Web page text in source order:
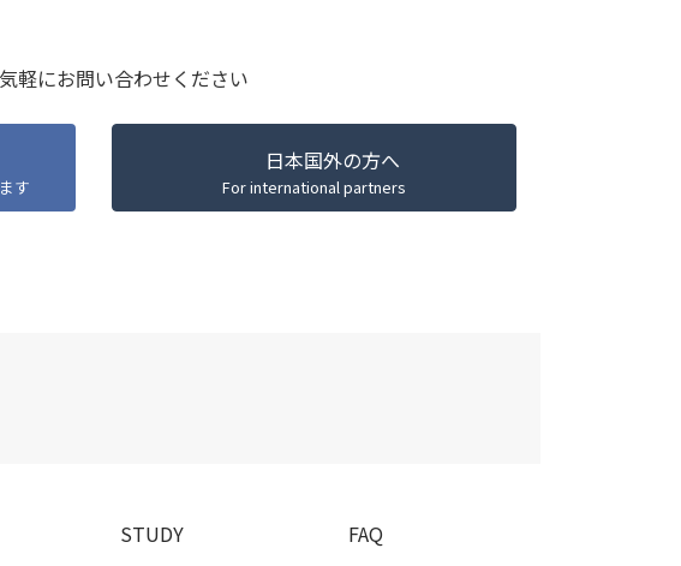
軽にお問い合わせください
す
日本国外の方へ
For international partners
STUDY FAQ